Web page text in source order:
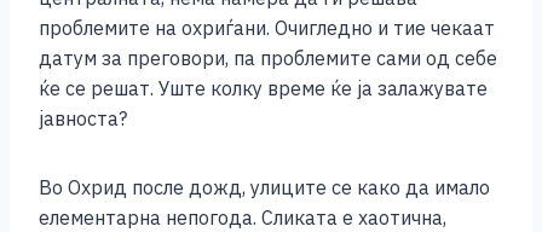
e
b
o
o
k
e
n
g
er s
A
p
l y
Li
n
e
проблемите на охриѓани. Очигледно и тие чекаат
датум за преговори, па проблемите сами од себе
ќе се решат. Уште колку време ќе ја залажувате
јавноста?
Во Охрид после дожд, улиците се како да имало
елементарна непогода. Сликата е хаотична,